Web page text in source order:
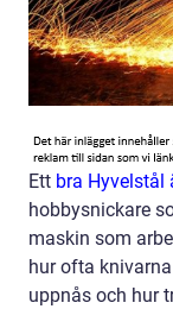
Ett bra Hyvelstål
hobbysnickare
maskin som
hur ofta
uppnås och hur